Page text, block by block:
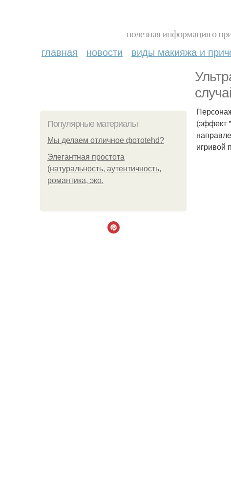
полезная информация о
главная новости виды макияжа и
Популярные материалы
Мы делаем отличное фотоtehd?
Элегантная простота
(натуральность, аутентичность,
романтика, эко.
(эффект
игривой